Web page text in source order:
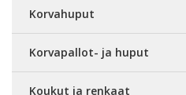
Korvahuput
Korvapallot- ja huput
Koukut ja renkaat